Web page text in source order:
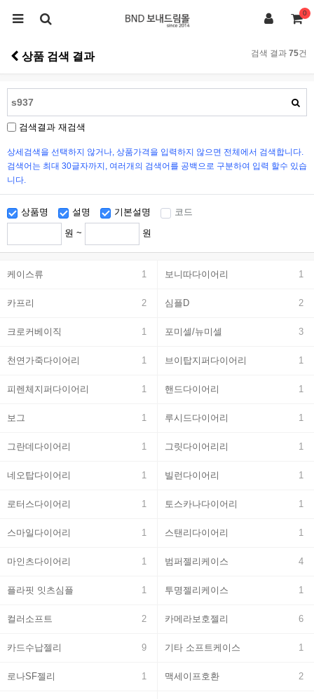
0
상품 검색 결과 검색 결과 75건
검색결과 재검색
상세검색을 선택하지 않거나, 상품가격을 입력하지 않으면 전체에서 검색합니다.
검색어는 최대 30글자까지, 여러개의 검색어를 공백으로 구분하여 입력 할수 있습
니다.
상품명 설명 기본설명 코드
원 ~ 원
케이스류 1 보니따다이어리 1
카프리 2 심플D 2
크로커베이직 1 포미셀/뉴미셀 3
천연가죽다이어리 1 브이탑지퍼다이어리 1
피렌체지퍼다이어리 1 핸드다이어리 1
보그 1 루시드다이어리 1
그란데다이어리 1 그릿다이어리리 1
네오탑다이어리 1 빌런다이어리 1
로터스다이어리 1 토스카나다이어리 1
스마일다이어리 1 스탠리다이어리 1
마인츠다이어리 1 범퍼젤리케이스 4
플라핏 잇츠심플 1 투명젤리케이스 1
컬러소프트 2 카메라보호젤리 6
카드수납젤리 9 기타 소프트케이스 1
로나SF젤리 1 맥세이프호환 2